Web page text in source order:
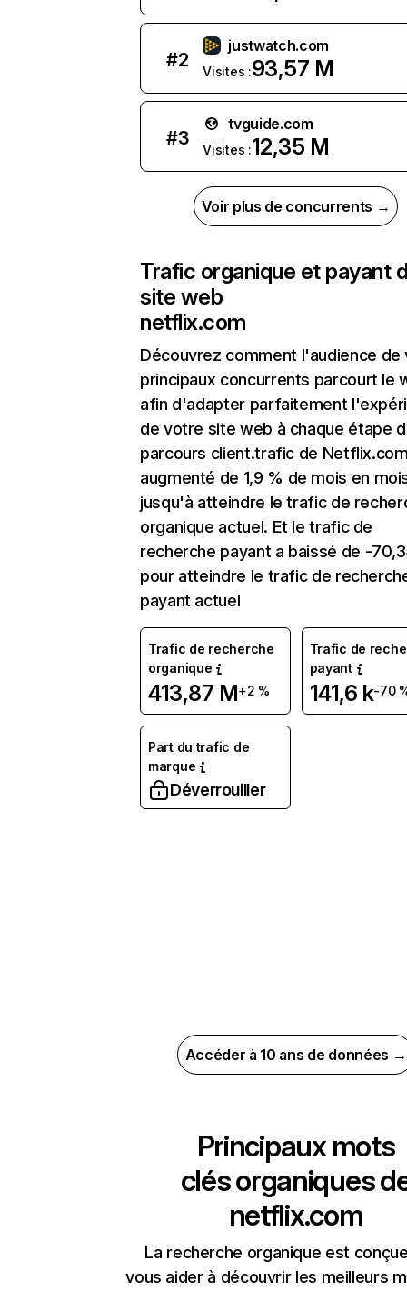
#2
justwatch.com
Visites :93,57 M
#3
tvguide.com
Visites :12,35 M
Voir plus de concurrents →
Trafic organique et payant
site web
netflix.com
Découvrez comment l'audience de
principaux concurrents parcourt le
afin d'adapter parfaitement
de votre site web à chaque étape
parcours client.trafic de
augmenté de 1,9 % de mois en
jusqu'à atteindre le trafic de
organique actuel. Et le trafic de
recherche payant a baissé de -
pour atteindre le trafic de
payant actuel
Trafic de recherche
organique
413,87 M+2 %
Trafic de
payant
141,6 k-70
Part du trafic de
marque
Déverrouiller
Accéder à 10 ans de données →
Principaux mots
clés organiques
netflix.com
La recherche organique est
vous aider à découvrir les meilleurs